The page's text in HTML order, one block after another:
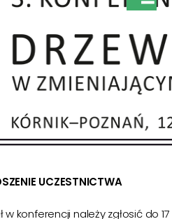
UCZESTNICTWA
w konferencji należy zgłosić do 17